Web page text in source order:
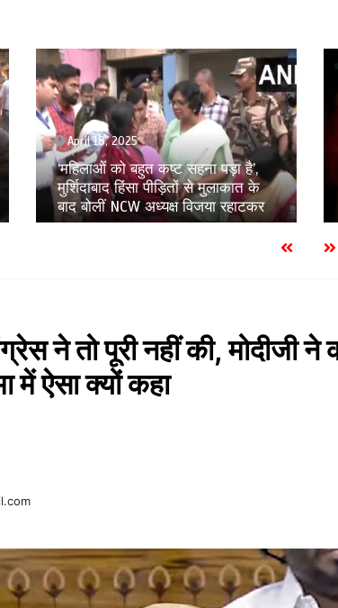
April 18, 2025 1 min
Amritpal Singh की रिहाई पर छाए
संकट के बादल, पंजाब सरकार उठाने जा
रही है ये बड़ा कदम!
ने तो पूरी नहीं की, मोदीजी ने
में ऐसा क्यों कहा